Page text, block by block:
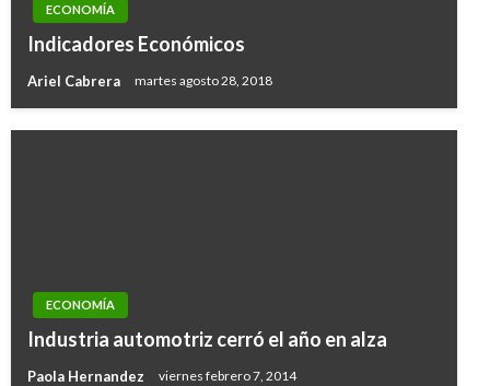
ECONOMÍA
Indicadores Económicos
Ariel Cabrera martes agosto 28, 2018
ECONOMÍA
Industria automotriz cerró el año en alza
Paola Hernandez viernes febrero 7, 2014